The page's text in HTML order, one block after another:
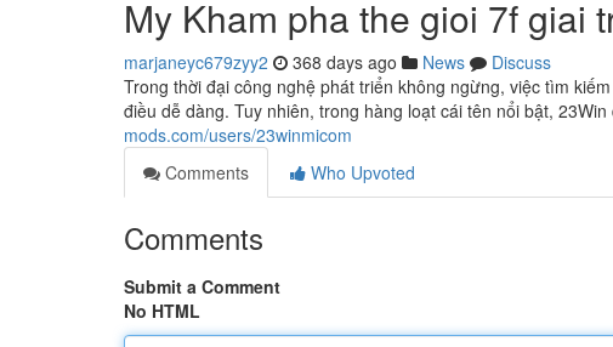
My Kham pha the gioi 7f giai
marjaneyc679zyy2 368 days ago News
Discuss
Trong thời đại công nghệ phát triển không ngừng, việc tìm
điều dễ dàng. Tuy nhiên, trong hàng loạt cái tên nổi bật,
mods.com/users/23winmicom
Comments
Who Upvoted
Comments
Submit a Comment
No HTML